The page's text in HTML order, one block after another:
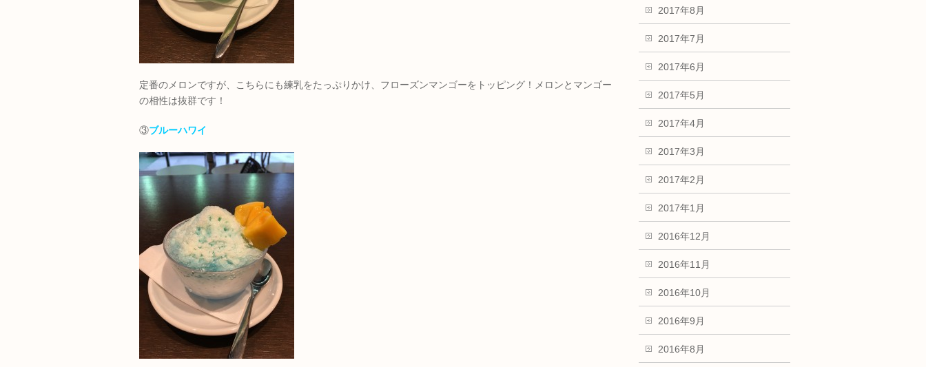
定番のメロンですが、こちらにも練乳をたっぷりかけ、フローズンマンゴーをトッピング！メロンとマンゴー
の相性は抜群です！
③ブルーハワイ
2017年8月
2017年7月
2017年6月
2017年5月
2017年4月
2017年3月
2017年2月
2017年1月
2016年12月
2016年11月
2016年10月
2016年9月
2016年8月